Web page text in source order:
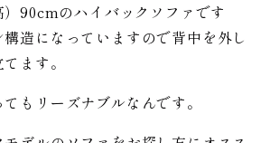
90cmのハイバックソファです
造になっていますので背中を外し
ます。
もリーズナブルなんです。